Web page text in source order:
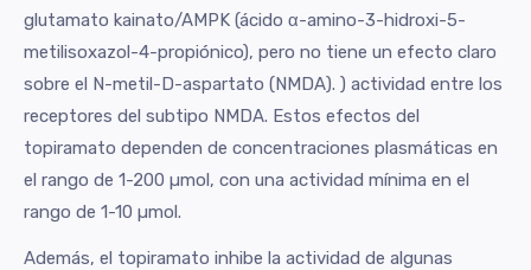
glutamato kainato/AMPK (ácido α-amino-3-hidroxi-5-
metilisoxazol-4-propiónico), pero no tiene un efecto claro
sobre el N-metil-D-aspartato (NMDA). ) actividad entre los
receptores del subtipo NMDA. Estos efectos del
topiramato dependen de concentraciones plasmáticas en
el rango de 1-200 µmol, con una actividad mínima en el
rango de 1-10 µmol.
Además, el topiramato inhibe la actividad de algunas